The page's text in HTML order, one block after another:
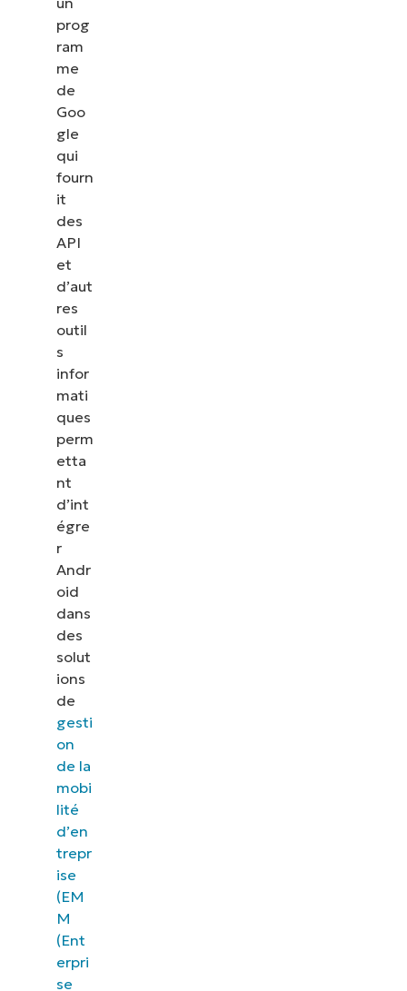
prog
ram
me
de
Goo
gle
qui
fourn
it
des
API
et
d’aut
res
outil
s
infor
mati
ques
perm
etta
nt
d’int
égre
r
Andr
oid
dans
des
solut
ions
de
gesti
on
de la
mobi
lité
d’en
trepr
ise
(EM
M
(Ent
erpri
se